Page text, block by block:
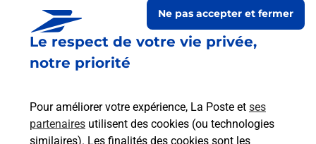
Le respect de votre vie privée,
notre priorité
Pour améliorer votre expérience, La Poste et ses
partenaires utilisent des cookies (ou technologies
similaires). Les finalités des cookies sont les
Ne pas accepter et fermer